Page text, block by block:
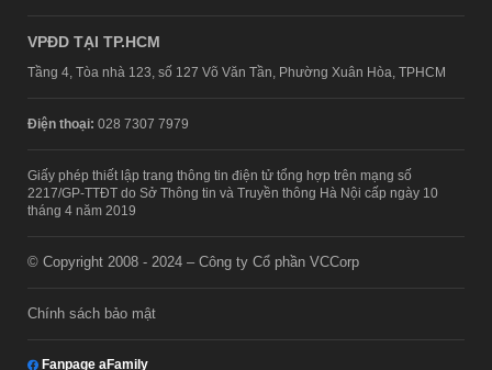
VPĐD TẠI TP.HCM
Tầng 4, Tòa nhà 123, số 127 Võ Văn Tần, Phường Xuân Hòa, TPHCM
Điện thoại: 028 7307 7979
Giấy phép thiết lập trang thông tin điện tử tổng hợp trên mạng số
2217/GP-TTĐT do Sở Thông tin và Truyền thông Hà Nội cấp ngày 10
tháng 4 năm 2019
© Copyright 2008 - 2024 – Công ty Cổ phần VCCorp
Chính sách bảo mật
Fanpage aFamily